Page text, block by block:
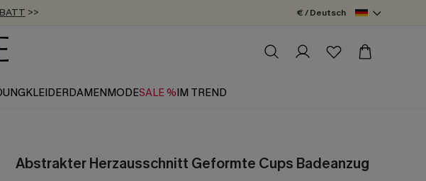
>>
ERHALTEN
€
€ / Deutsch
KLEIDERDAMENMODESALE %IM TREND
Abstrakter Herzausschnitt Geformte Cups Badeanzug